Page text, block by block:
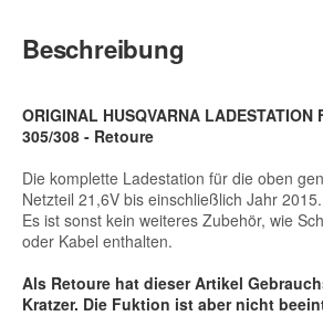
Beschreibung
ORIGINAL HUSQVARNA LADESTATION
305/308 - Retoure
Die komplette Ladestation für die oben
Netzteil 21,6V bis einschließlich Jahr 2015.
Es ist sonst kein weiteres Zubehör, wie
oder Kabel enthalten.
Als Retoure hat dieser Artikel
Kratzer. Die Fuktion ist aber nicht